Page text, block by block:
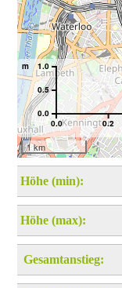
0.0 0.2
0.0
0.5
1.0
m
1 km
Höhe (min):
Höhe (max):
Gesamtanstieg: